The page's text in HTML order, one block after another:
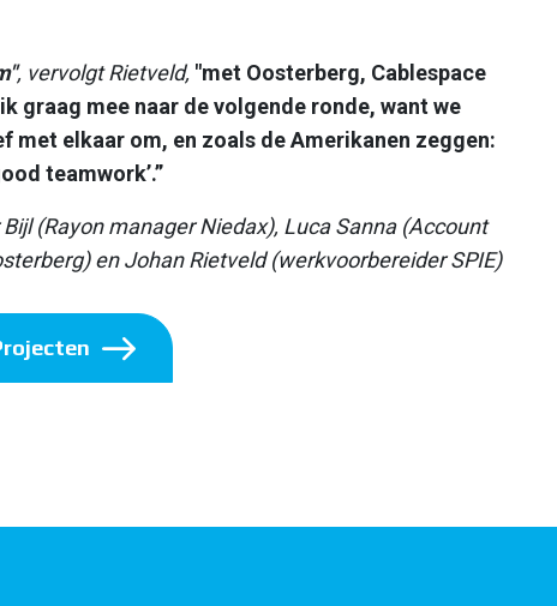
, vervolgt Rietveld, "met Oosterberg, Cablespace
graag mee naar de volgende ronde, want we
met elkaar om, en zoals de Amerikanen zeggen:
teamwork’.”
(Rayon manager Niedax), Luca Sanna (Account
en Johan Rietveld (werkvoorbereider SPIE)